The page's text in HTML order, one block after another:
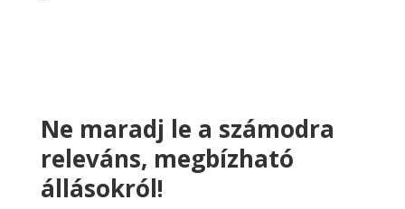
Ne maradj le a számodra
releváns, megbízható
állásokról!